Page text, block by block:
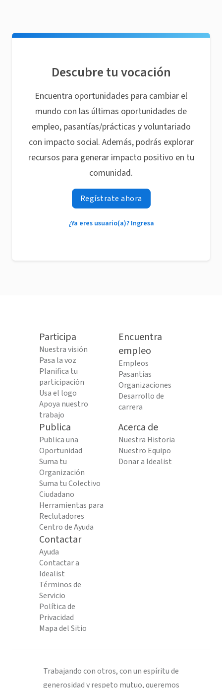
Descubre tu vocación
Encuentra oportunidades para cambiar el
mundo con las últimas oportunidades de
empleo, pasantías/prácticas y voluntariado
con impacto social. Además, podrás explorar
recursos para generar impacto positivo en tu
comunidad.
Regístrate ahora
¿Ya eres usuario(a)? Ingresa
Participa
Nuestra visión
Pasa la voz
Planifica tu
participación
Usa el logo
Apoya nuestro
trabajo
Encuentra
empleo
Empleos
Pasantías
Organizaciones
Desarrollo de
carrera
Publica
Publica una
Oportunidad
Suma tu
Organización
Suma tu Colectivo
Ciudadano
Herramientas para
Reclutadores
Centro de Ayuda
Acerca de
Nuestra Historia
Nuestro Equipo
Donar a Idealist
Contactar
Ayuda
Contactar a
Idealist
Términos de
Servicio
Política de
Privacidad
Mapa del Sitio
Trabajando con otros, con un espíritu de
generosidad y respeto mutuo, queremos